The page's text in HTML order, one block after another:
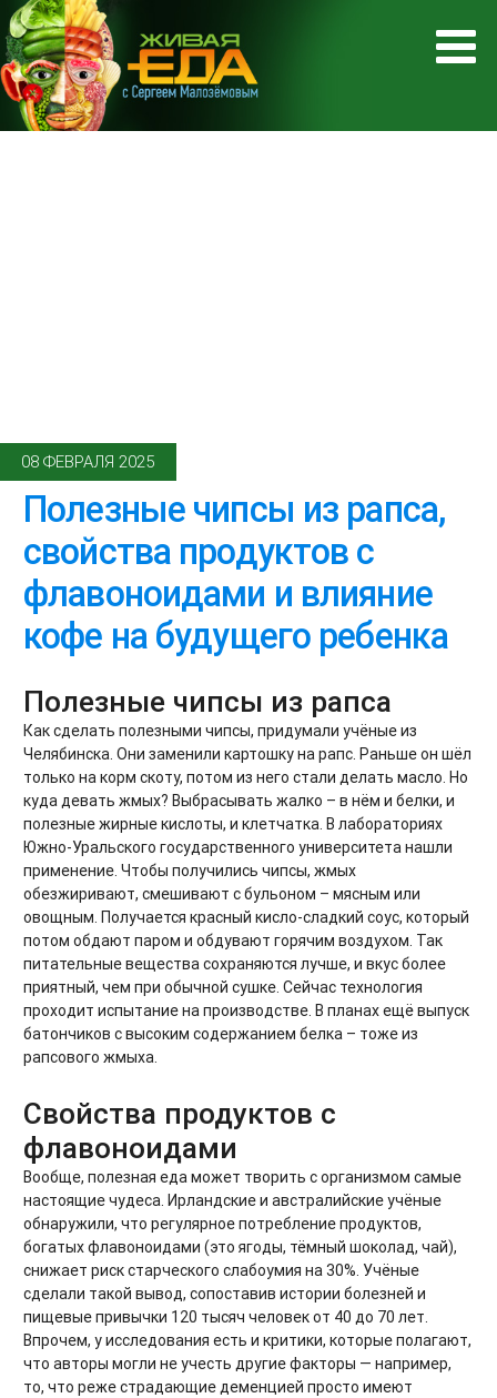
08 ФЕВРАЛЯ 2025
Полезные чипсы из рапса,
свойства продуктов с
флавоноидами и влияние
кофе на будущего ребенка
Полезные чипсы из рапса
Как сделать полезными чипсы, придумали учёные из
Челябинска. Они заменили картошку на рапс. Раньше он шёл
только на корм скоту, потом из него стали делать масло. Но
куда девать жмых? Выбрасывать жалко – в нём и белки, и
полезные жирные кислоты, и клетчатка. В лабораториях
Южно-Уральского государственного университета нашли
применение. Чтобы получились чипсы, жмых
обезжиривают, смешивают с бульоном – мясным или
овощным. Получается красный кисло-сладкий соус, который
потом обдают паром и обдувают горячим воздухом. Так
питательные вещества сохраняются лучше, и вкус более
приятный, чем при обычной сушке. Сейчас технология
проходит испытание на производстве. В планах ещё выпуск
батончиков с высоким содержанием белка – тоже из
рапсового жмыха.
Свойства продуктов с
флавоноидами
Вообще, полезная еда может творить с организмом самые
настоящие чудеса. Ирландские и австралийские учёные
обнаружили, что регулярное потребление продуктов,
богатых флавоноидами (это ягоды, тёмный шоколад, чай),
снижает риск старческого слабоумия на 30%. Учёные
сделали такой вывод, сопоставив истории болезней и
пищевые привычки 120 тысяч человек от 40 до 70 лет.
Впрочем, у исследования есть и критики, которые полагают,
что авторы могли не учесть другие факторы — например,
то, что реже страдающие деменцией просто имеют